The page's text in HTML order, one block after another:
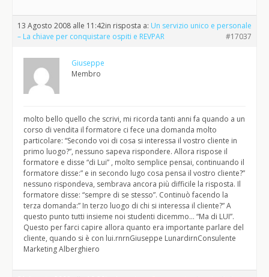
13 Agosto 2008 alle 11:42in risposta a: Un servizio unico e personale
– La chiave per conquistare ospiti e REVPAR
#17037
Giuseppe
Membro
molto bello quello che scrivi, mi ricorda tanti anni fa quando a un
corso di vendita il formatore ci fece una domanda molto
particolare: “Secondo voi di cosa si interessa il vostro cliente in
primo luogo?”, nessuno sapeva rispondere. Allora rispose il
formatore e disse “di Lui” , molto semplice pensai, continuando il
formatore disse:” e in secondo lugo cosa pensa il vostro cliente?”
nessuno rispondeva, sembrava ancora più difficile la risposta. Il
formatore disse: “sempre di se stesso”. Continuò facendo la
terza domanda:” In terzo luogo di chi si interessa il cliente?” A
questo punto tutti insieme noi studenti dicemmo… “Ma di LUI”.
Questo per farci capire allora quanto era importante parlare del
cliente, quando si è con lui.rnrnGiuseppe LunardirnConsulente
Marketing Alberghiero